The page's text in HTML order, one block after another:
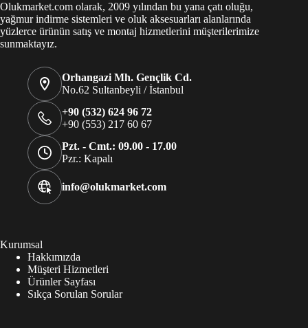
Olukmarket.com olarak, 2009 yılından bu yana çatı oluğu,
yağmur indirme sistemleri ve oluk aksesuarları alanlarında
yüzlerce ürünün satış ve montaj hizmetlerini müşterilerimize
sunmaktayız.
Orhangazi Mh. Gençlik Cd.
No.62 Sultanbeyli / İstanbul
+90 (532) 624 96 72
+90 (553) 217 60 67
Pzt. - Cmt.: 09.00 - 17.00
Pzr.: Kapalı
info@olukmarket.com
Kurumsal
Hakkımızda
Müşteri Hizmetleri
Ürünler Sayfası
Sıkça Sorulan Sorular